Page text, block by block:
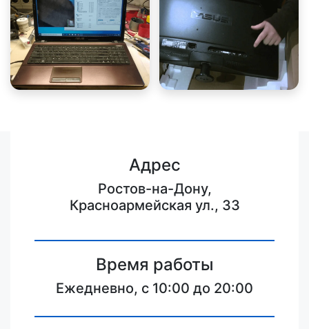
Адрес
Ростов-на-Дону,
Красноармейская ул., 33
Время работы
Ежедневно, с 10:00 до 20:00